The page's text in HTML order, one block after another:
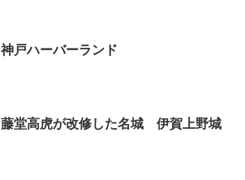
神戸ハーバーランド
藤堂高虎が改修した名城 伊賀上野城